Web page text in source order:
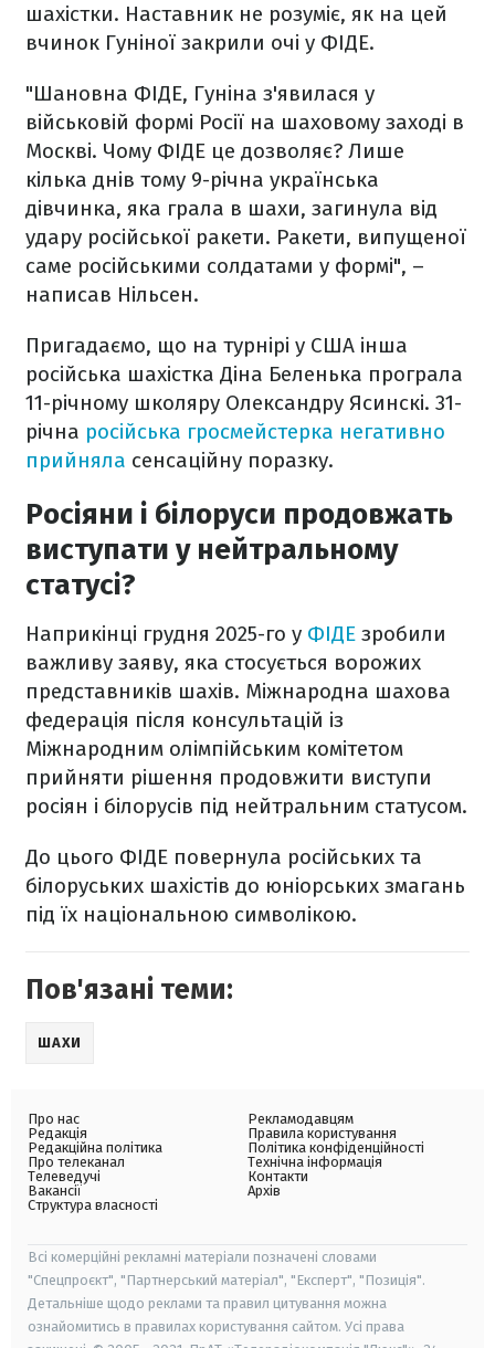
шахістки. Наставник не розуміє, як на цей
вчинок Гуніної закрили очі у ФІДЕ.
"Шановна ФІДЕ, Гуніна з'явилася у
військовій формі Росії на шаховому заході в
Москві. Чому ФІДЕ це дозволяє? Лише
кілька днів тому 9-річна українська
дівчинка, яка грала в шахи, загинула від
удару російської ракети. Ракети, випущеної
саме російськими солдатами у формі", –
написав Нільсен.
Пригадаємо, що на турнірі у США інша
російська шахістка Діна Беленька програла
11-річному школяру Олександру Ясинскі. 31-
річна російська гросмейстерка негативно
прийняла сенсаційну поразку.
Росіяни і білоруси продовжать
виступати у нейтральному
статусі?
Наприкінці грудня 2025-го у ФІДЕ зробили
важливу заяву, яка стосується ворожих
представників шахів. Міжнародна шахова
федерація після консультацій із
Міжнародним олімпійським комітетом
прийняти рішення продовжити виступи
росіян і білорусів під нейтральним статусом.
До цього ФІДЕ повернула російських та
білоруських шахістів до юніорських змагань
під їх національною символікою.
Пов'язані теми:
ШАХИ
Про нас
Редакція
Редакційна політика
Про телеканал
Телеведучі
Вакансії
Структура власності
Рекламодавцям
Правила користування
Політика конфіденційності
Технічна інформація
Контакти
Архів
Всі комерційні рекламні матеріали позначені словами
"Спецпроєкт", "Партнерський матеріал", "Експерт", "Позиція".
Детальніше щодо реклами та правил цитування можна
ознайомитись в правилах користування сайтом. Усі права